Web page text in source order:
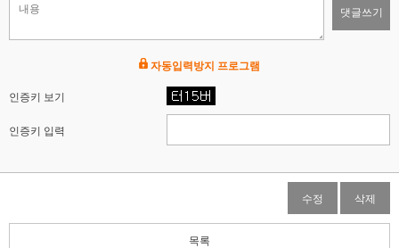
댓글쓰기
자동입력방지 프로그램
인증키 보기
인증키 입력
수정 삭제
목록